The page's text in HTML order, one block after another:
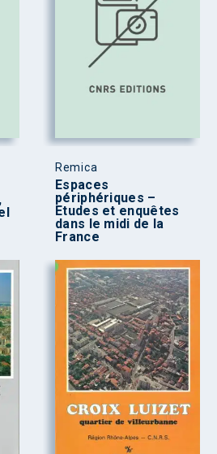
Remica
Espaces
périphériques –
Etudes et enquêtes
dans le midi de la
France